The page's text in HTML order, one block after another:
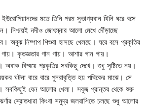
মতে তিনি পরম সুভাগ্যবান যিনি ঘরে বসে
নিশ্চয়ই নদীও জোৎস্নার আলো মেখে দৌঁড়াচ্ছে
অবুঝ নিষ্পাপ শিশুরা হাসছে খেলছে। ঘরে বসে প্রকৃতির
কৃতজ্ঞতার গান গায়। আশার গান গায়।
অবাক বিস্ময়ে প্রকৃতির সবকিছু দেখে। শুধু সৃষ্টিতে নয়।
ঘটনা বারে বারে পুনরাবৃত্তি হয় পথিকের মাঝে। সে
সবকিছুই যেন আলোর খেলা। সবুজ প্রান্তর থেকে শুরু
স্রোতধারা কিংবা সমুদ্র জলরাশিতে চলছে শুধু আলোর